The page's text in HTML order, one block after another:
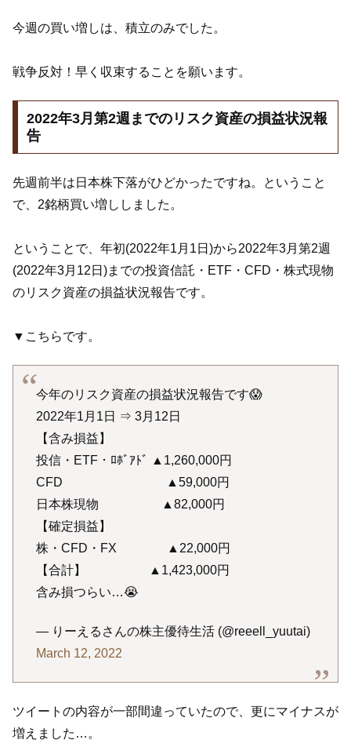
今週の買い増しは、積立のみでした。
戦争反対！早く収束することを願います。
2022年3月第2週までのリスク資産の損益状況報
告
先週前半は日本株下落がひどかったですね。ということ
で、2銘柄買い増ししました。
ということで、年初(2022年1月1日)から2022年3月第2週
(2022年3月12日)までの投資信託・ETF・CFD・株式現物
のリスク資産の損益状況報告です。
▼こちらです。
今年のリスク資産の損益状況報告です😱
2022年1月1日 ⇒ 3月12日
【含み損益】
投信・ETF・ﾛﾎﾞｱﾄﾞ ▲1,260,000円
CFD ▲59,000円
日本株現物 ▲82,000円
【確定損益】
株・CFD・FX ▲22,000円
【合計】 ▲1,423,000円
含み損つらい…😭
— りーえるさんの株主優待生活 (@reeell_yuutai)
March 12, 2022
ツイートの内容が一部間違っていたので、更にマイナスが
増えました…。